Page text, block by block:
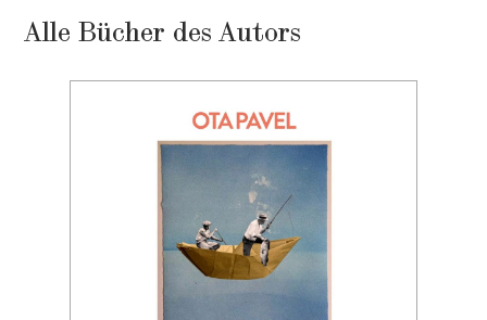
Alle Bücher des Autors